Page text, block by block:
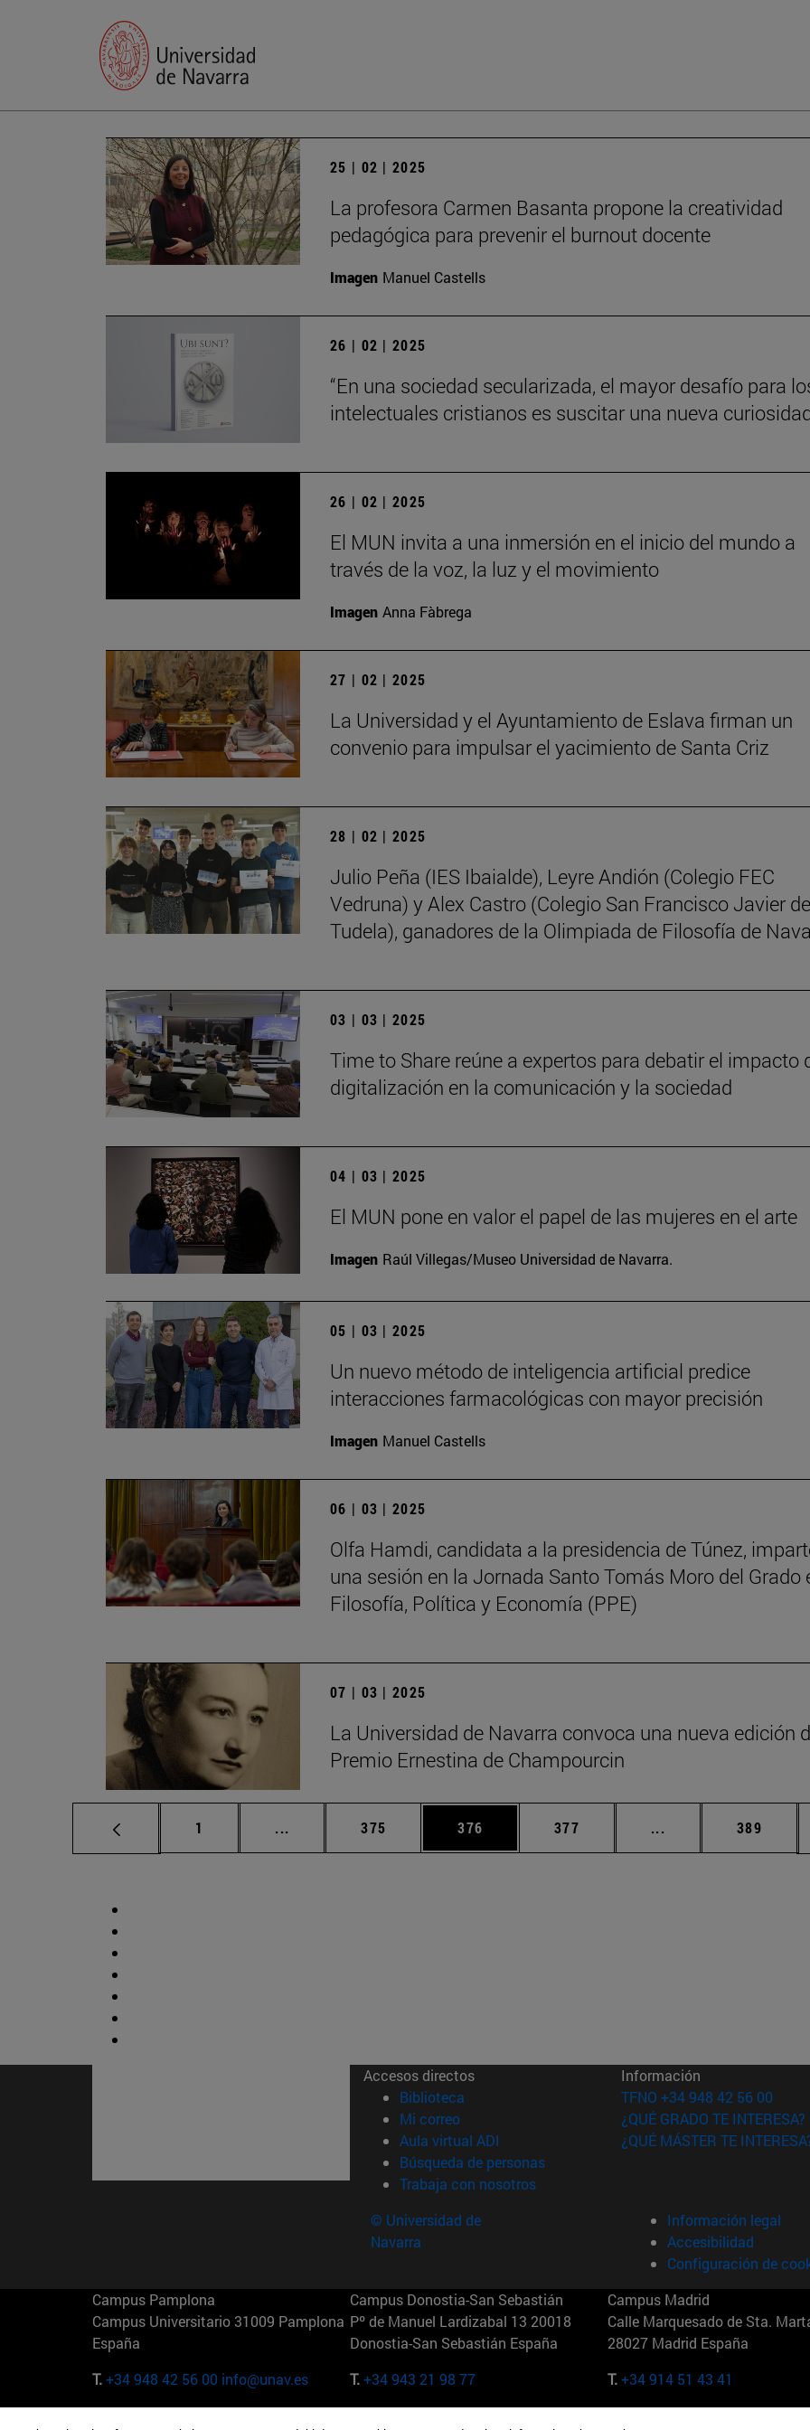
25 | 02 | 2025
La profesora Carmen Basanta propone la creatividad
pedagógica para prevenir el burnout docente
Imagen Manuel Castells
26 | 02 | 2025
“En una sociedad secularizada, el mayor desafío para
intelectuales cristianos es suscitar una nueva
26 | 02 | 2025
El MUN invita a una inmersión en el inicio del mundo a
través de la voz, la luz y el movimiento
Imagen Anna Fàbrega
27 | 02 | 2025
La Universidad y el Ayuntamiento de Eslava firman un
convenio para impulsar el yacimiento de Santa Criz
28 | 02 | 2025
Julio Peña (IES Ibaialde), Leyre Andión (Colegio FEC
Vedruna) y Alex Castro (Colegio San Francisco Javier de
Tudela), ganadores de la Olimpiada de Filosofía de
03 | 03 | 2025
Time to Share reúne a expertos para debatir el impacto
digitalización en la comunicación y la sociedad
04 | 03 | 2025
El MUN pone en valor el papel de las mujeres en el arte
Imagen Raúl Villegas/Museo Universidad de Navarra.
05 | 03 | 2025
Un nuevo método de inteligencia artificial predice
interacciones farmacológicas con mayor precisión
Imagen Manuel Castells
06 | 03 | 2025
Olfa Hamdi, candidata a la presidencia de Túnez,
una sesión en la Jornada Santo Tomás Moro del Grado
Filosofía, Política y Economía (PPE)
07 | 03 | 2025
La Universidad de Navarra convoca una nueva edición
Premio Ernestina de Champourcin
Página
1 ... Páginas intermedias Use TAB para desplazarse.
Página
375 Página
376 Página
377 ... Páginas Página
389
Accesos directos
Biblioteca (abre en nueva ventana)
Mi correo(abre en nueva ventana)
Aula virtual ADI (abre en nueva ventana)
Búsqueda de personas(abre en nueva ventana)
Trabaja con nosotros(abre en nueva ventana)
Información
TFNO +34 948 42 56 00
¿QUÉ GRADO TE INTERESA?
¿QUÉ MÁSTER TE
© Universidad de
Navarra
Información legal
Accesibilidad
Configuración de
Campus Pamplona
Campus Universitario 31009 Pamplona
España
T.+34 948 42 56 00 info@unav.es
Campus Donostia-San Sebastián
Pº de Manuel Lardizabal 13 20018
Donostia-San Sebastián España
T.+34 943 21 98 77
Campus Madrid
Calle Marquesado de Sta.
28027 Madrid España
T.+34 914 51 43 41